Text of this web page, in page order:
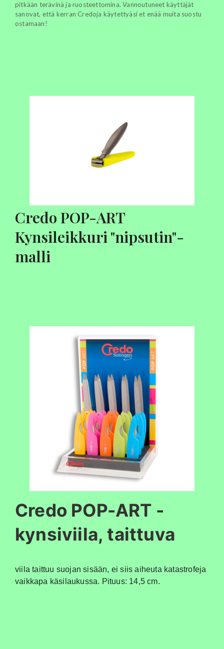
pitkään terävinä ja ruosteettomina. Vannoutuneet käyttäjät
sanovat, että kerran Credoja käytettyäsi et enää muita suostu
ostamaan!
Credo POP-ART
Kynsileikkuri "nipsutin"-
malli
Credo POP-ART -
kynsiviila, taittuva
viila taittuu suojan sisään, ei siis aiheuta katastrofeja
vaikkapa käsilaukussa. Pituus: 14,5 cm.